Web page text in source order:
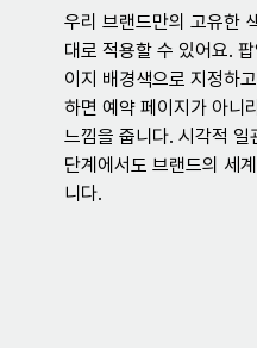
우리 브랜드만의 고유한
대로 적용할 수 있어요.
이지 배경색으로 지정하
하면 예약 페이지가 아니
느낌을 줍니다. 시각적
단계에서도 브랜드의 세
니다.